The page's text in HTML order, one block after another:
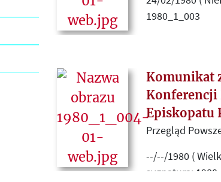
1980_1_003
w Maisons-
Literackim i
działalności, o
autorach i
kulturalne i
emigracji, ale
Polsce.
Komunikat
Konferencji
Episkopatu
Przegląd
--/--/1980 (
sygnatura: